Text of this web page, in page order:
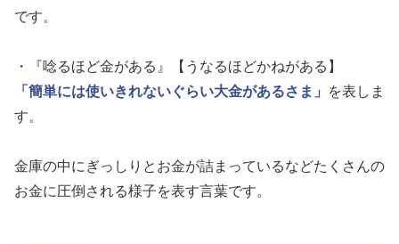
です。
・『唸るほど金がある』【うなるほどかねがある】
「簡単には使いきれないぐらい大金があるさま」
を表しま
す。
金庫の中にぎっしりとお金が詰まっているなどたくさんの
お金に圧倒される様子を表す言葉です。